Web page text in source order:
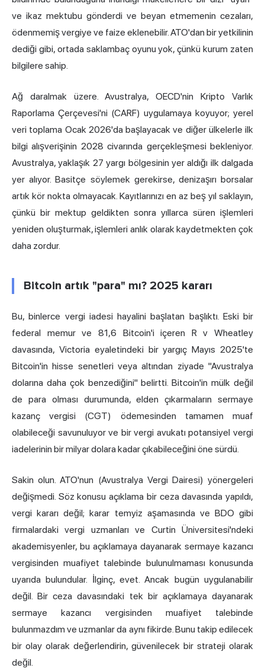
ve ikaz mektubu gönderdi ve beyan etmemenin cezaları,
ödenmemiş vergiye ve faize eklenebilir. ATO'dan bir yetkilinin
dediği gibi, ortada saklambaç oyunu yok, çünkü kurum zaten
bilgilere sahip.
Ağ daralmak üzere. Avustralya, OECD'nin Kripto Varlık
Raporlama Çerçevesi'ni (CARF) uygulamaya koyuyor; yerel
veri toplama Ocak 2026'da başlayacak ve diğer ülkelerle ilk
bilgi alışverişinin 2028 civarında gerçekleşmesi bekleniyor.
Avustralya, yaklaşık 27 yargı bölgesinin yer aldığı ilk dalgada
yer alıyor. Basitçe söylemek gerekirse, denizaşırı borsalar
artık kör nokta olmayacak. Kayıtlarınızı en az beş yıl saklayın,
çünkü bir mektup geldikten sonra yıllarca süren işlemleri
yeniden oluşturmak, işlemleri anlık olarak kaydetmekten çok
daha zordur.
Bitcoin artık "para" mı? 2025 kararı
Bu, binlerce vergi iadesi hayalini başlatan başlıktı. Eski bir
federal memur ve 81,6 Bitcoin'i içeren R v Wheatley
davasında, Victoria eyaletindeki bir yargıç Mayıs 2025'te
Bitcoin'in hisse senetleri veya altından ziyade "Avustralya
dolarına daha çok benzediğini" belirtti. Bitcoin'in mülk değil
de para olması durumunda, elden çıkarmaların sermaye
kazanç vergisi (CGT) ödemesinden tamamen muaf
olabileceği savunuluyor ve bir vergi avukatı potansiyel vergi
iadelerinin bir milyar dolara kadar çıkabileceğini öne sürdü.
Sakin olun. ATO'nun (Avustralya Vergi Dairesi) yönergeleri
değişmedi. Söz konusu açıklama bir ceza davasında yapıldı,
vergi kararı değil; karar temyiz aşamasında ve BDO gibi
firmalardaki vergi uzmanları ve Curtin Üniversitesi'ndeki
akademisyenler, bu açıklamaya dayanarak sermaye kazancı
vergisinden muafiyet talebinde bulunulmaması konusunda
uyarıda bulundular. İlginç, evet. Ancak bugün uygulanabilir
değil. Bir ceza davasındaki tek bir açıklamaya dayanarak
sermaye kazancı vergisinden muafiyet talebinde
bulunmazdım ve uzmanlar da aynı fikirde. Bunu takip edilecek
bir olay olarak değerlendirin, güvenilecek bir strateji olarak
değil.